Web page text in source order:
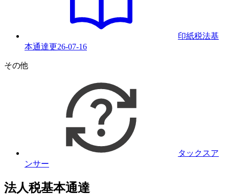
印紙税法基
本通達更26-07-16
その他
タックスア
ンサー
法人税基本通達